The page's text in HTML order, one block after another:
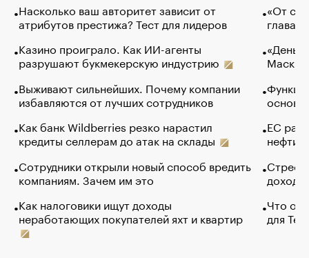
Насколько ваш авторитет зависит от
атрибутов престижа? Тест для лидеров
Казино проиграло. Как ИИ-агенты
разрушают букмекерскую индустрию
Выживают сильнейших. Почему компании
избавляются от лучших сотрудников
Как банк Wildberries резко нарастил
кредиты селлерам до атак на склады
Сотрудники открыли новый способ вредить
компаниям. Зачем им это
Как налоговики ищут доходы
неработающих покупателей яхт и квартир
«От
глава
Маск в
основ
ЕС
нефти
Что
для